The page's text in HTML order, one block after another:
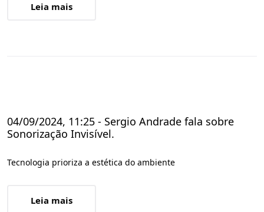
Leia mais
04/09/2024, 11:25 - Sergio Andrade fala sobre
Sonorização Invisível.
Tecnologia prioriza a estética do ambiente
Leia mais